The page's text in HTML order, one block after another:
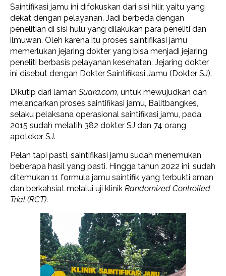
Saintifikasi jamu ini difokuskan dari sisi hilir, yaitu yang
dekat dengan pelayanan. Jadi berbeda dengan
penelitian di sisi hulu yang dilakukan para peneliti dan
ilmuwan. Oleh karena itu proses saintifikasi jamu
memerlukan jejaring dokter yang bisa menjadi jejaring
peneliti berbasis pelayanan kesehatan. Jejaring dokter
ini disebut dengan Dokter Saintifikasi Jamu (Dokter SJ).
Dikutip dari laman Suara.com, untuk mewujudkan dan
melancarkan proses saintifikasi jamu, Balitbangkes,
selaku pelaksana operasional saintifikasi jamu, pada
2015 sudah melatih 382 dokter SJ dan 74 orang
apoteker SJ.
Pelan tapi pasti, saintifikasi jamu sudah menemukan
beberapa hasil yang pasti. Hingga tahun 2022 ini, sudah
ditemukan 11 formula jamu saintifik yang terbukti aman
dan berkahsiat melalui uji klinik Randomized Controlled
Trial (RCT).